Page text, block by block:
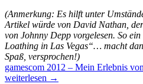
(Anmerkung: Es hilft unter
Artikel würde von David Nathan,
von Johnny Depp vorgelesen. So
Loathing in Las Vegas“… macht
Spaß, versprochen!)
gamescom 2012 – Mein Erlebnis
weiterlesen →